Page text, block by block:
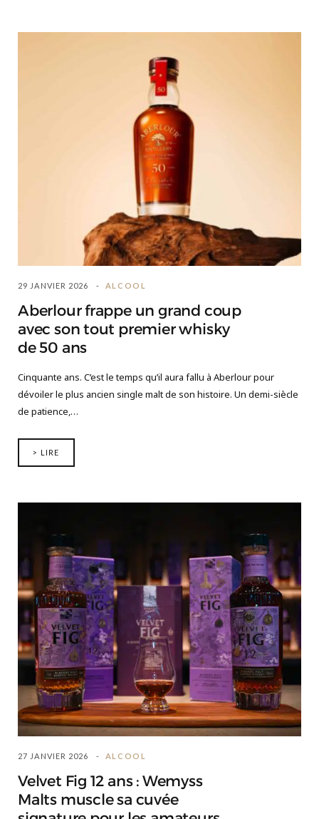
29 JANVIER 2026 ALCOOL
Aberlour frappe un grand coup
avec son tout premier whisky
de 50 ans
Cinquante ans. C’est le temps qu’il aura fallu à Aberlour pour
dévoiler le plus ancien single malt de son histoire. Un demi-siècle
de patience,…
> LIRE
27 JANVIER 2026 ALCOOL
Velvet Fig 12 ans : Wemyss
Malts muscle sa cuvée